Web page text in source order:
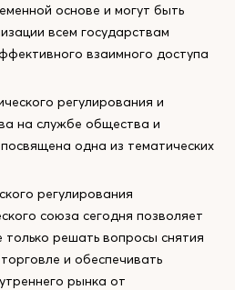
основе и могут быть
всем государствам
взаимного доступа
регулирования и
на службе общества и
одна из тематических
регулирования
союза сегодня позволяет
решать вопросы снятия
и обеспечивать
рынка от